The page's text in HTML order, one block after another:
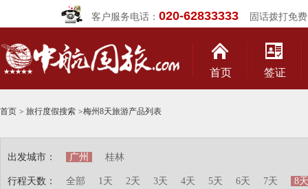
客户服务电话： 020-62833333固话拨打免费
首页 签证
首页 > 旅行度假搜索 >梅州8天旅游产品列表
出发城市：
行程天数：
广州 桂林
全部 1天 2天 3天 4天 5天 6天 7天 8天